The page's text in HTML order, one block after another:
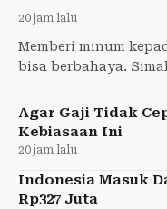
20 jam lalu
Memberi minum
bisa berbahaya.
penanganan darurat.
Agar Gaji Tidak
Kebiasaan Ini
20 jam lalu
Indonesia Masuk
Rp327 Juta